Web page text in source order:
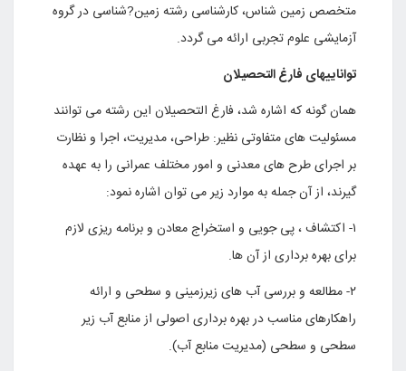
متخصص زمین شناس، کارشناسی رشته زمین?شناسی در گروه
آزمایشی علوم تجربی ارائه می گردد.
تواناییهای فارغ التحصیلان
همان گونه که اشاره شد، فارغ التحصیلان این رشته می توانند
مسئولیت های متفاوتی نظیر: طراحی، مدیریت، اجرا و نظارت
بر اجرای طرح های معدنی و امور مختلف عمرانی را به عهده
گیرند، از آن جمله به موارد زیر می توان اشاره نمود:
۱- اکتشاف ، پی جویی و استخراج معادن و برنامه ریزی لازم
برای بهره برداری از آن ها.
۲- مطالعه و بررسی آب های زیرزمینی و سطحی و ارائه
راهکارهای مناسب در بهره برداری اصولی از منابع آب زیر
سطحی و سطحی (مدیریت منابع آب).